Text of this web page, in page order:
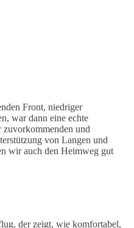
Front, niedriger
war dann eine echte
und
von Langen und
wir auch den Heimweg gut
der zeigt, wie komfortabel,